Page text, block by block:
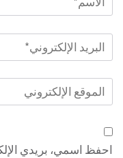
البريد
الإلكتروني*
الموقع
الإلكتروني
احفظ اسمي، بريدي